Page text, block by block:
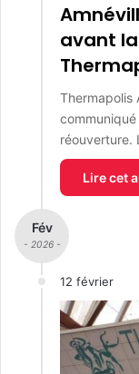
avant
Thermapolis
réouverture.
Lire cet
Fév
- 2026 -
12 février